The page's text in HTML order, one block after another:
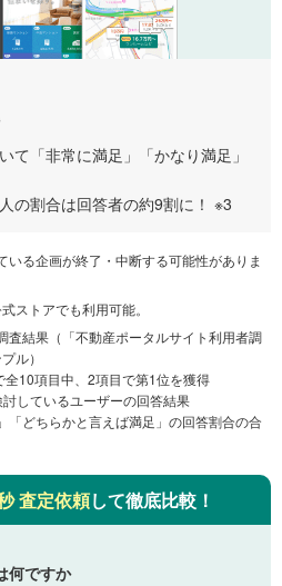
て「非常に満足」「かなり満足」
の割合は回答者の約9割に！ ※3
いる企画が終了・中断する可能性がありま
ストアでも利用可能。
査結果（「不動産ポータルサイト利用者調
ル）
10項目中、2項目で第1位を獲得
しているユーザーの回答結果
「どちらかと言えば満足」の回答割合の合
査定依頼して徹底比較！
何ですか